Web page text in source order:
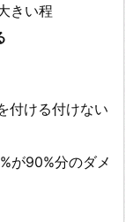
きい程
付ける付けない
が90%分のダメ